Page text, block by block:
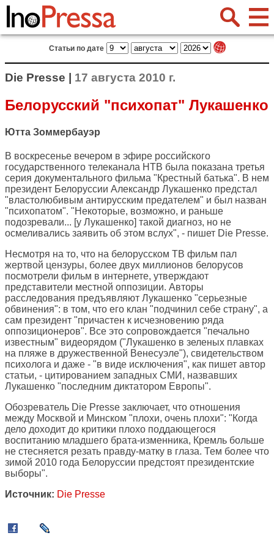
Статьи по дате
Die Presse | 17 августа 2010 г.
Белорусский "психопат" Лукашенко
Ютта Зоммербауэр
В воскресенье вечером в эфире российского
государственного телеканала НТВ была показана третья
серия документального фильма "Крестный батька". В нем
президент Белоруссии Александр Лукашенко предстал
"властолюбивым антирусским предателем" и был назван
"психопатом". "Некоторые, возможно, и раньше
подозревали... [у Лукашенко] такой диагноз, но не
осмеливались заявить об этом вслух", - пишет Die Presse.
Несмотря на то, что на белорусском ТВ фильм пал
жертвой цензуры, более двух миллионов белорусов
посмотрели фильм в интернете, утверждают
представители местной оппозиции. Авторы
расследования предъявляют Лукашенко "серьезные
обвинения": в том, что его клан "подчинил себе страну", а
сам президент "причастен к исчезновению ряда
оппозиционеров". Все это сопровождается "печально
известным" видеорядом ("Лукашенко в зеленых плавках
на пляже в дружественной Венесуэле"), свидетельством
психолога и даже - "в виде исключения", как пишет автор
статьи, - цитированием западных СМИ, назвавших
Лукашенко "последним диктатором Европы".
Обозреватель Die Presse заключает, что отношения
между Москвой и Минском "плохи, очень плохи": "Когда
дело доходит до критики плохо поддающегося
воспитанию младшего брата-изменника, Кремль больше
не стесняется резать правду-матку в глаза. Тем более что
зимой 2010 года Белоруссии предстоят президентские
выборы".
Источник: Die Presse